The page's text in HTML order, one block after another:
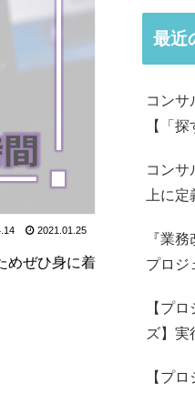
2021.01.25
めぜひ身に着
最近
コンサ
【「
コンサ
上に
『業
プロジ
【プ
ズ】実
【プ